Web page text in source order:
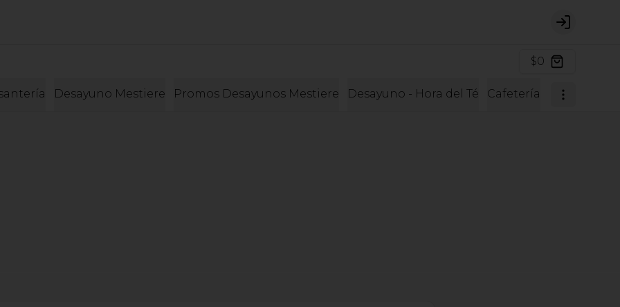
Login
$0
Desayuno Mestiere Promos Desayunos Mestiere Desayuno - Hora del Té Cafetería Cafetería y